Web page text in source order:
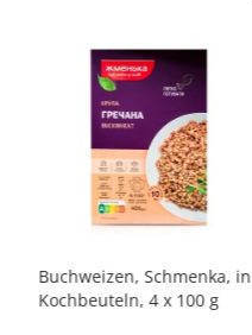
Buchweizen, Schmenka, in
Kochbeuteln, 4 x 100 g